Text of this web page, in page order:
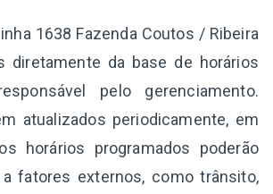
1638 Fazenda Coutos / Ribeira
diretamente da base de horários
pelo gerenciamento.
atualizados periodicamente, em
horários programados poderão
fatores externos, como trânsito,